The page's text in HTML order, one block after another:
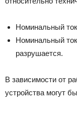
Номинальный
Номинальный
разрушается.
В зависимости от
устройства могут